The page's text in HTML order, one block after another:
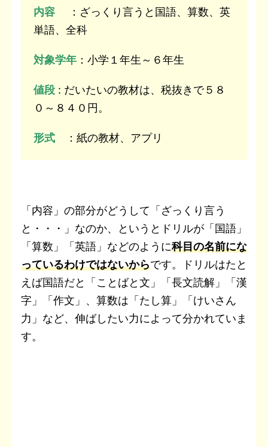
内容
：ざっくり言うと国語、算数、英
単語、全科
対象学年 ：小学１年生～６年生
値段 : だいたいの教材は、税抜きで５８
０～８４０円。
形式 ：紙の教材、アプリ
「内容」の部分がどうして「ざっくり言う
と・・・」なのか、というとドリルが「国語」
「算数」「英語」などのように科目の名前にな
っているわけではないからです。ドリルはたと
えば国語だと「ことばと文」「長文読解」「漢
字」「作文」、算数は「たし算」「けいさん
力」など、伸ばしたい力によって分かれていま
す。